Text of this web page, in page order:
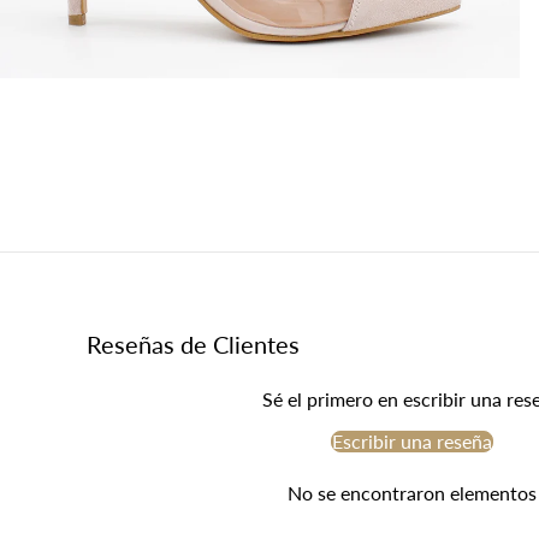
Reseñas de Clientes
Sé el primero en escribir una
Escribir una reseña
No se encontraron elementos